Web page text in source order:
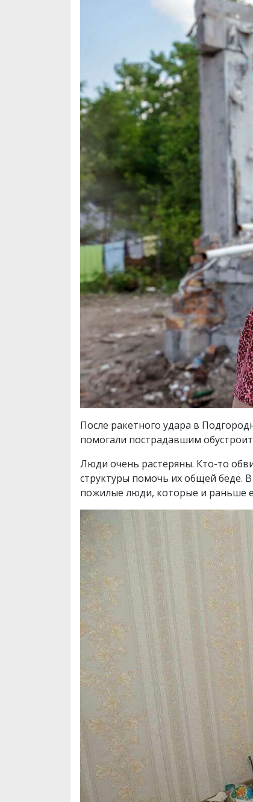
После ракетного удара в
помогали пострадавшим
Люди очень растеряны. Кто-то
структуры помочь их общей беде.
пожилые люди, которые и раньше